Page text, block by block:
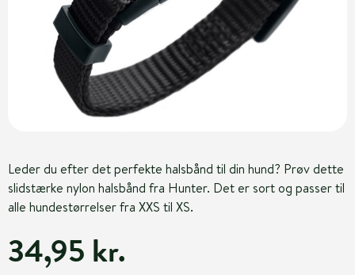
Leder du efter det perfekte halsbånd til din hund? Prøv dette
slidstærke nylon halsbånd fra Hunter. Det er sort og passer til
alle hundestørrelser fra XXS til XS.
34,95 kr.